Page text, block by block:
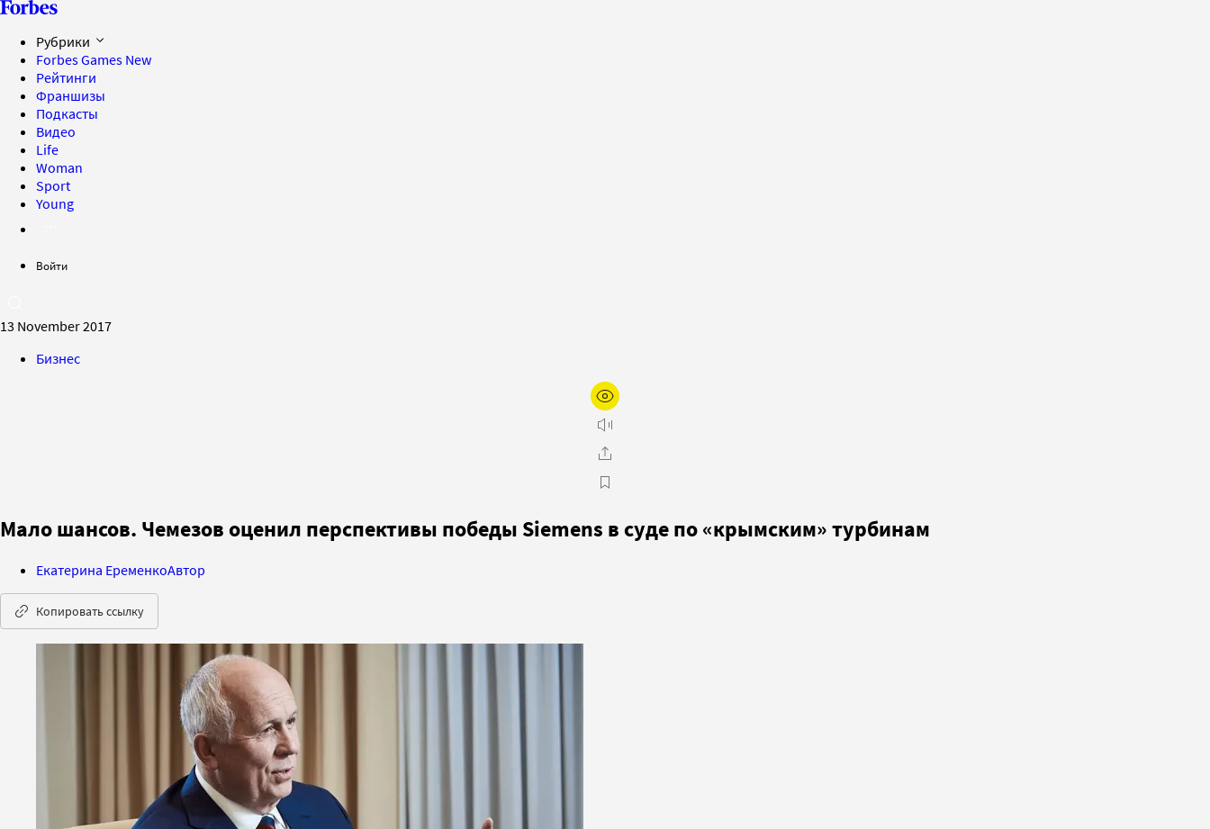
Рубрики
Forbes Games New
Рейтинги
Франшизы
Подкасты
Видео
Life
Woman
Sport
Young
Войти
13 November 2017
Бизнес
Мало шансов. Чемезов оценил перспективы победы Siemens в суде по «крымским» турбинам
Екатерина ЕременкоАвтор
Копировать ссылку